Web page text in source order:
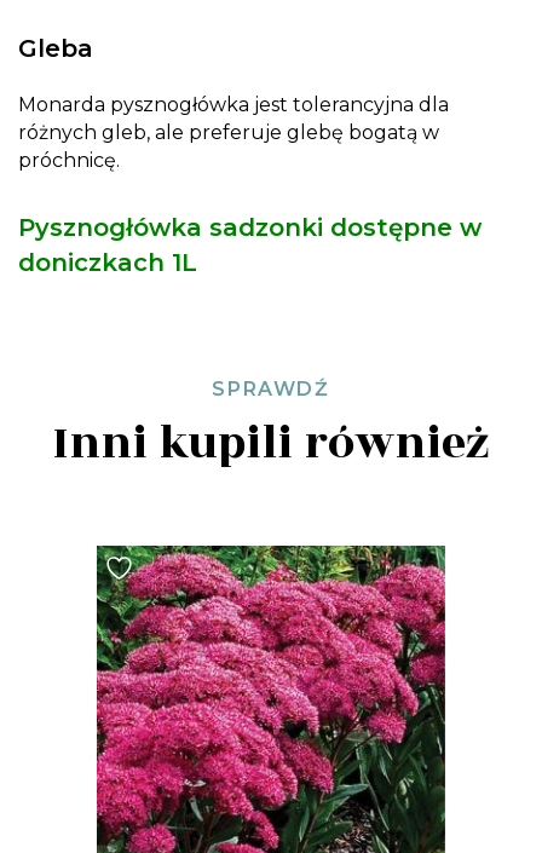
Gleba
Monarda pysznogłówka jest tolerancyjna dla
różnych gleb, ale preferuje glebę bogatą w
próchnicę.
Pysznogłówka sadzonki dostępne w
doniczkach 1L
SPRAWDŹ
Inni kupili również